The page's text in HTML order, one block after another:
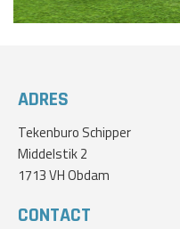
ADRES
Tekenburo Schipper
Middelstik 2
1713 VH Obdam
CONTACT